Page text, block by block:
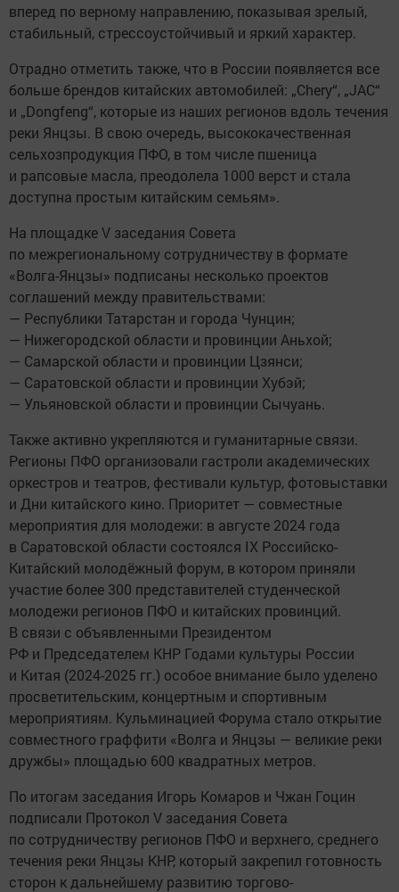
вперед по верному направлению, показывая зрелый,
стабильный, стрессоустойчивый и яркий характер.
Отрадно отметить также, что в России появляется все
больше брендов китайских автомобилей: „Chery“, „JAC“
и „Dongfeng“, которые из наших регионов вдоль течения
реки Янцзы. В свою очередь, высококачественная
сельхозпродукция ПФО, в том числе пшеница
и рапсовые масла, преодолела 1000 верст и стала
доступна простым китайским семьям».
На площадке V заседания Совета
по межрегиональному сотрудничеству в формате
«Волга-Янцзы» подписаны несколько проектов
соглашений между правительствами:
— Республики Татарстан и города Чунцин;
— Нижегородской области и провинции Аньхой;
— Самарской области и провинции Цзянси;
— Саратовской области и провинции Хубэй;
— Ульяновской области и провинции Сычуань.
Также активно укрепляются и гуманитарные связи.
Регионы ПФО организовали гастроли академических
оркестров и театров, фестивали культур, фотовыставки
и Дни китайского кино. Приоритет — совместные
мероприятия для молодежи: в августе 2024 года
в Саратовской области состоялся IX Российско-
Китайский молодёжный форум, в котором приняли
участие более 300 представителей студенческой
молодежи регионов ПФО и китайских провинций.
В связи с объявленными Президентом
РФ и Председателем КНР Годами культуры России
и Китая (2024-2025 гг.) особое внимание было уделено
просветительским, концертным и спортивным
мероприятиям. Кульминацией Форума стало открытие
совместного граффити «Волга и Янцзы — великие реки
дружбы» площадью 600 квадратных метров.
По итогам заседания Игорь Комаров и Чжан Гоцин
подписали Протокол V заседания Совета
по сотрудничеству регионов ПФО и верхнего, среднего
течения реки Янцзы КНР, который закрепил готовность
сторон к дальнейшему развитию торгово-